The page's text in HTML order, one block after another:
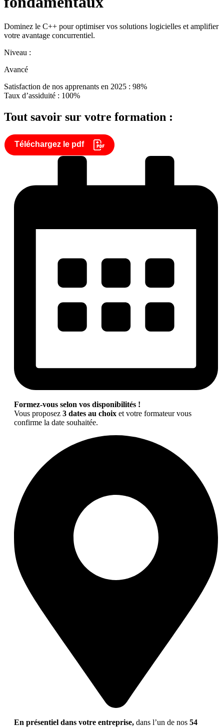
Dominez le C++ pour optimiser vos solutions logicielles et amplifier
votre avantage concurrentiel.
Niveau :
Avancé
Satisfaction de nos apprenants en 2025 : 98%
Taux d’assiduité : 100%
Tout savoir sur votre formation :
Téléchargez le pdf
Formez-vous selon vos disponibilités !
Vous proposez 3 dates au choix et votre formateur vous
confirme la date souhaitée.
En présentiel dans votre entreprise, dans l’un de nos 54